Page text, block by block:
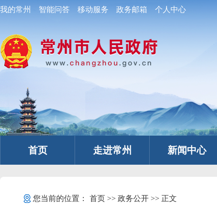
我的常州 智能问答 移动服务 政务邮箱 个人中心
首页 走进常州 新闻中心
您当前的位置： 首页>> 政务公开>> 正文